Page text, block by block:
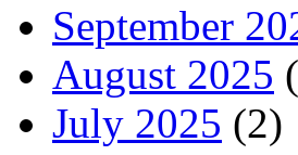
September
August 2025
July 2025 (2)